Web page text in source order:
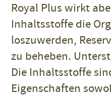
Royal Plus wirkt
Inhaltsstoffe die
loszuwerden,
zu beheben.
Die Inhaltsstoffe
Eigenschaften